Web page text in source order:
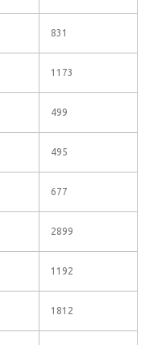
831
1173
499
495
677
2899
1192
1812